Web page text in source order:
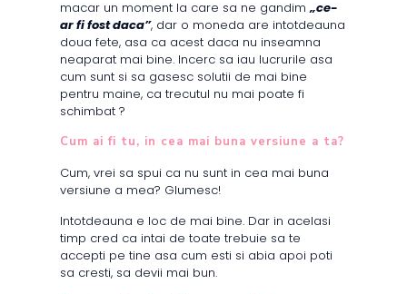
macar un moment la care sa ne gandim„ce-
ar fi fost daca”, dar o moneda are intotdeauna
doua fete, asa ca acest daca nu inseamna
neaparat mai bine. Incerc sa iau lucrurile asa
cum sunt si sa gasesc solutii de mai bine
pentru maine, ca trecutul nu mai poate fi
schimbat ?
Cum ai fi tu, in cea mai buna versiune a ta?
Cum, vrei sa spui ca nu sunt in cea mai buna
versiune a mea? Glumesc!
Intotdeauna e loc de mai bine. Dar in acelasi
timp cred ca intai de toate trebuie sa te
accepti pe tine asa cum esti si abia apoi poti
sa cresti, sa devii mai bun.